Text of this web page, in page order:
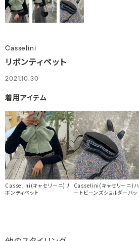
Casselini
リボンティペット
2021.10.30
着用アイテム
Casselini(キャセリーニ)リ
ボンティペット
Casselini(キャセリーニ)ハ
ートビーンズショルダーバッ